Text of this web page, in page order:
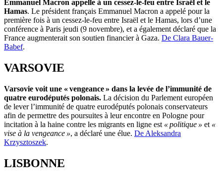
Emmanuel Macron appelle à un cessez-le-feu entre Israël et le
Hamas. Le président français Emmanuel Macron a appelé pour la
première fois à un cessez-le-feu entre Israël et le Hamas, lors d’une
conférence à Paris jeudi (9 novembre), et a également déclaré que la
France augmenterait son soutien financier à Gaza. De Clara Bauer-
Babef.
VARSOVIE
Varsovie voit une « vengeance » dans la levée de l’immunité de
quatre eurodéputés polonais. La décision du Parlement européen
de lever l’immunité de quatre eurodéputés polonais conservateurs
afin de permettre des poursuites à leur encontre en Pologne pour
incitation à la haine contre les migrants en ligne est « politique » et «
vise à la vengeance », a déclaré une élue. De Aleksandra
Krzysztoszek.
LISBONNE